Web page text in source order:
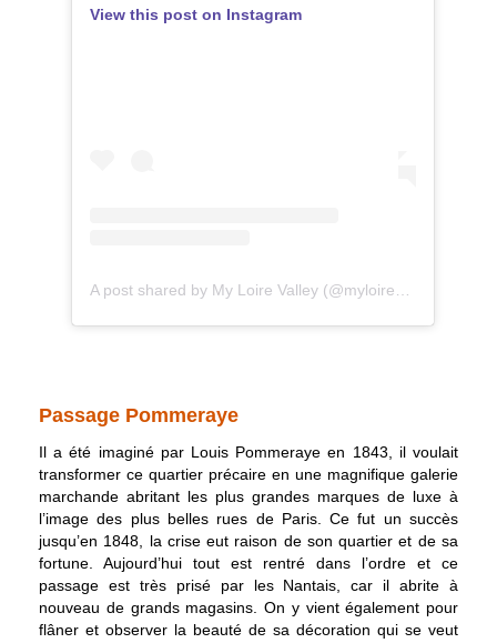
View this post on Instagram
A post shared by My Loire Valley (@myloirevalley)
Passage Pommeraye
Il a été imaginé par Louis Pommeraye en 1843, il voulait
transformer ce quartier précaire en une magnifique galerie
marchande abritant les plus grandes marques de luxe à
l’image des plus belles rues de Paris. Ce fut un succès
jusqu’en 1848, la crise eut raison de son quartier et de sa
fortune. Aujourd’hui tout est rentré dans l’ordre et ce
passage est très prisé par les Nantais, car il abrite à
nouveau de grands magasins. On y vient également pour
flâner et observer la beauté de sa décoration qui se veut